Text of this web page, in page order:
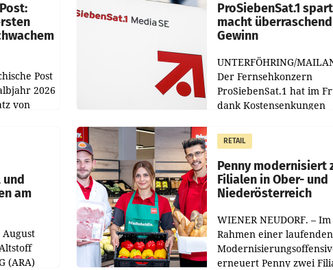
Post
2026
von
Plus
ProSiebenSat.1
macht
Gewinn
UNTERFÖHRING/
Der Fernsehkonzern
ProSiebenSat.1 hat im
dank Kostensenkungen
gemacht und die
Markterwartung deutlich
übertroffen.
und
am
(ARA)
RETAIL
Penny modernisiert
Filialen in Ober- und
Niederösterreich
WIENER NEUDORF. – Im
Rahmen einer laufenden
erneuert Penny zwei